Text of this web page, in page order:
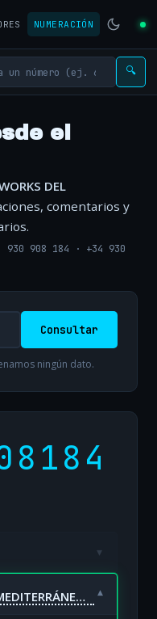
NUMERACIÓN
🔍
el
DEL
comentarios y
930 908 184 · +34 930
Consultar
ningún dato.
▾
AIRE NETWORKS DEL MEDITERRÁNEO, S.L. UNIPERSONAL ▾